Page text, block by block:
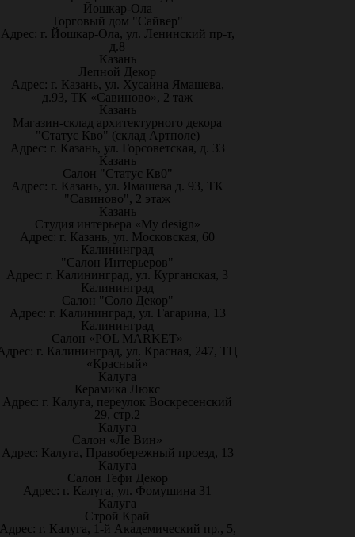
Йошкар-Ола
Торговый дом "Сайвер"
Адрес: г. Йошкар-Ола, ул. Ленинский пр-т,
д.8
Казань
Лепной Декор
Адрес: г. Казань, ул. Хусаина Ямашева,
д.93, ТК «Савиново», 2 таж
Казань
Магазин-склад архитектурного декора
"Статус Кво" (склад Артполе)
Адрес: г. Казань, ул. Горсоветская, д. 33
Казань
Салон "Статус Кв0"
Адрес: г. Казань, ул. Ямашева д. 93, ТК
"Савиново", 2 этаж
Казань
Студия интерьера «My design»
Адрес: г. Казань, ул. Московская, 60
Калининград
"Салон Интерьеров"
Адрес: г. Калининград, ул. Курганская, 3
Калининград
Салон "Соло Декор"
Адрес: г. Калининград, ул. Гагарина, 13
Калининград
Салон «POL MARKET»
г. Калининград, ул. Красная, 247, ТЦ
«Красный»
Калуга
Керамика Люкс
Адрес: г. Калуга, переулок Воскресенский
29, стр.2
Калуга
Салон «Ле Вин»
Адрес: Калуга, Правобережный проезд, 13
Калуга
Салон Тефи Декор
Адрес: г. Калуга, ул. Фомушина 31
Калуга
Строй Край
г. Калуга, 1-й Академический пр., 5,